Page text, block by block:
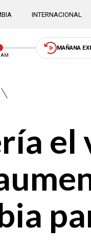
INTERNACIONAL
AM
MAÑANA